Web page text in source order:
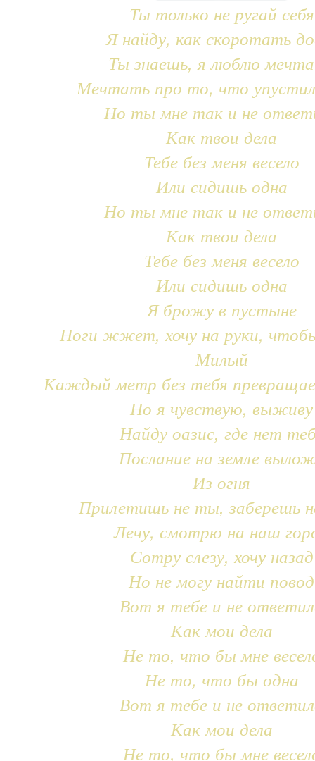
Ты только не ругай себя
Я найду, как скоротать
Ты знаешь, я люблю
Мечтать про то, что
Но ты мне так и не
Как твои дела
Тебе без меня весело
Или сидишь одна
Но ты мне так и не
Как твои дела
Тебе без меня весело
Или сидишь одна
Я брожу в пустыне
Ноги жжет, хочу на руки,
Милый
Каждый метр без тебя
Но я чувствую, выживу
Найду оазис, где нет
Послание на земле
Из огня
Прилетишь не ты, заберешь
Лечу, смотрю на наш
Сотру слезу, хочу назад
Но не могу найти повод
Вот я тебе и не
Как мои дела
Не то, что бы мне
Не то, что бы одна
Вот я тебе и не
Как мои дела
Не то, что бы мне